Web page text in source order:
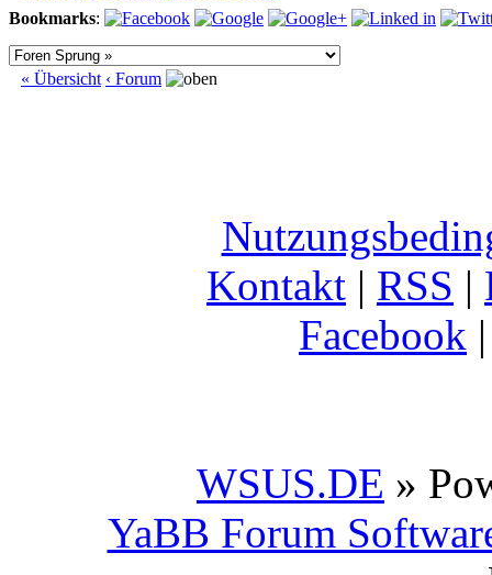
Bookmarks:
« Übersicht ‹ Forum
Kontakt | RSS |
Facebook
WSUS.DE »
YaBB Forum